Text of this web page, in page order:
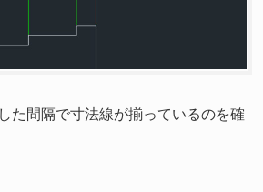
た間隔で寸法線が揃っているのを確